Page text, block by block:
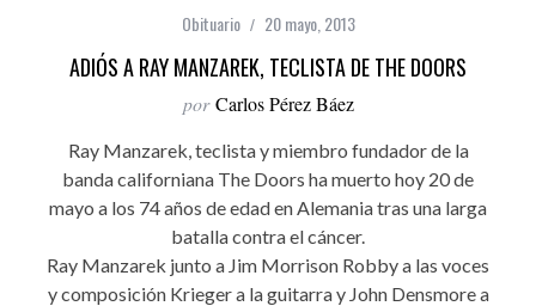
Obituario 20 mayo, 2013
ADIÓS A RAY MANZAREK, TECLISTA DE THE DOORS
por Carlos Pérez Báez
Ray Manzarek, teclista y miembro fundador de la
banda californiana The Doors ha muerto hoy 20 de
mayo a los 74 años de edad en Alemania tras una larga
batalla contra el cáncer.
Ray Manzarek junto a Jim Morrison Robby a las voces
y composición Krieger a la guitarra y John Densmore a